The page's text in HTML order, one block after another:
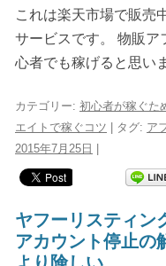
これは楽天市場で販売
サービスです。 物販ア
心者でも稼げると思い
カテゴリー: 初心者が稼ぐた
エイトで稼ぐコツ | タグ: ア
2015年7月25日
ヤフーリスティン
アカウント停止の